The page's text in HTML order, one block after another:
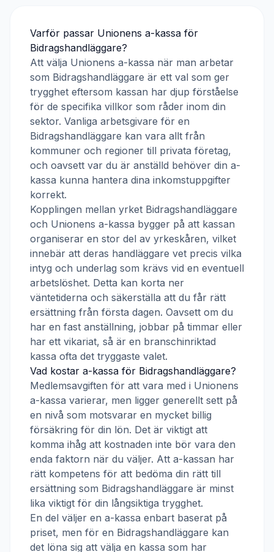
Varför passar Unionens a-kassa för
Bidragshandläggare?
Att välja Unionens a-kassa när man arbetar
som Bidragshandläggare är ett val som ger
trygghet eftersom kassan har djup förståelse
för de specifika villkor som råder inom din
sektor. Vanliga arbetsgivare för en
Bidragshandläggare kan vara allt från
kommuner och regioner till privata företag,
och oavsett var du är anställd behöver din a-
kassa kunna hantera dina inkomstuppgifter
korrekt.
Kopplingen mellan yrket Bidragshandläggare
och Unionens a-kassa bygger på att kassan
organiserar en stor del av yrkeskåren, vilket
innebär att deras handläggare vet precis vilka
intyg och underlag som krävs vid en eventuell
arbetslöshet. Detta kan korta ner
väntetiderna och säkerställa att du får rätt
ersättning från första dagen. Oavsett om du
har en fast anställning, jobbar på timmar eller
har ett vikariat, så är en branschinriktad
kassa ofta det tryggaste valet.
Vad kostar a-kassa för Bidragshandläggare?
Medlemsavgiften för att vara med i Unionens
a-kassa varierar, men ligger generellt sett på
en nivå som motsvarar en mycket billig
försäkring för din lön. Det är viktigt att
komma ihåg att kostnaden inte bör vara den
enda faktorn när du väljer. Att a-kassan har
rätt kompetens för att bedöma din rätt till
ersättning som Bidragshandläggare är minst
lika viktigt för din långsiktiga trygghet.
En del väljer en a-kassa enbart baserat på
priset, men för en Bidragshandläggare kan
det löna sig att välja en kassa som har